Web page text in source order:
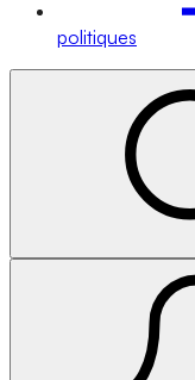
politiques